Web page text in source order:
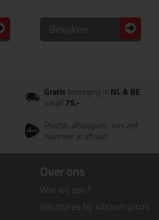
Bekijken
Gratisbezorging inNL & BE
vanaf75,-
PostNL afhaalpunt: kies zelf
wanneer je afhaalt
Over ons
Wie wij zijn?
Vacatures bij kitcentrum.nl